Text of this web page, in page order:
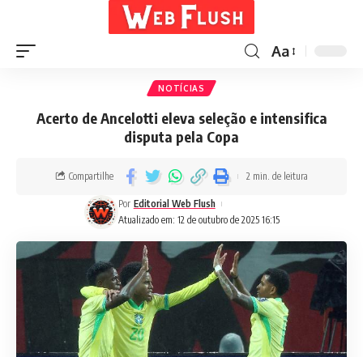
Aa
NOTÍCIAS
Acerto de Ancelotti eleva seleção e intensifica
disputa pela Copa
Atualizado em: 12 de outubro de 2025 16:15
Por Editorial Web Flush
Compartilhe 2 min. de leitura